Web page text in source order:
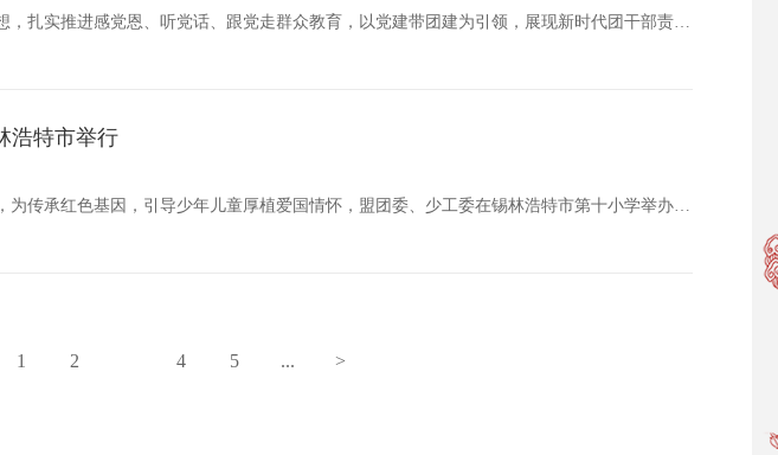
为深入学习贯彻习近平新时代中国特色社会主义思想，扎实推进感党恩、听党话、跟党走群众教育，以党建带团建为引领，展现新时代团干部责任担当和精神风貌，着力为党培养好年轻干部，10月14日至16日，由盟团委主办，国能北电胜利能源有限公司团委承办的锡…
浩特市举行
今天（13日）是中国少年先锋队建队76周年纪念日，为传承红色基因，引导少年儿童厚植爱国情怀，盟团委、少工委在锡林浩特市第十小学举办2025年全盟示范性入队仪式。活动以强国复兴有我争当新时代好少年为主题，通过仪式教育引导少先队员切实增强光荣感…
1 2 4 5 ... >